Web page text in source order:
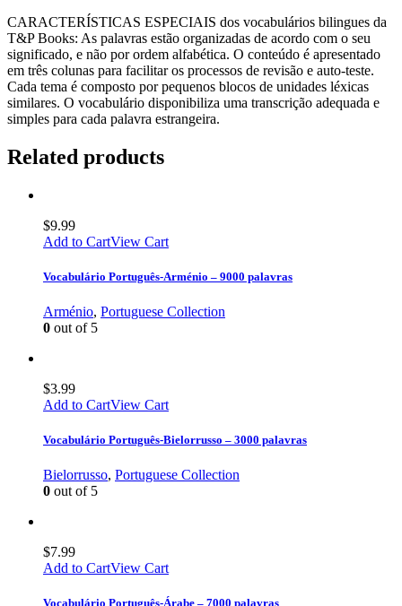
CARACTERÍSTICAS ESPECIAIS dos vocabulários bilingues da
T&P Books: As palavras estão organizadas de acordo com o seu
significado, e não por ordem alfabética. O conteúdo é apresentado
em três colunas para facilitar os processos de revisão e auto-teste.
Cada tema é composto por pequenos blocos de unidades léxicas
similares. O vocabulário disponibiliza uma transcrição adequada e
simples para cada palavra estrangeira.
Related products
$9.99
Add to CartView Cart
Vocabulário Português-Arménio – 9000 palavras
Arménio, Portuguese Collection
0 out of 5
$3.99
Add to CartView Cart
Vocabulário Português-Bielorrusso – 3000 palavras
Bielorrusso, Portuguese Collection
0 out of 5
$7.99
Add to CartView Cart
Vocabulário Português-Árabe – 7000 palavras